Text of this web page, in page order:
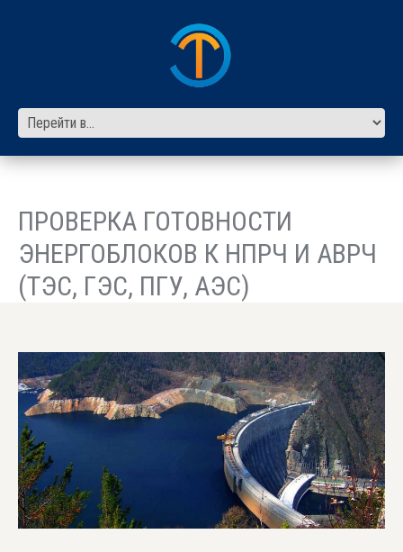
ПРОВЕРКА ГОТОВНОСТИ
ЭНЕРГОБЛОКОВ К НПРЧ И АВРЧ
(ТЭС, ГЭС, ПГУ, АЭС)